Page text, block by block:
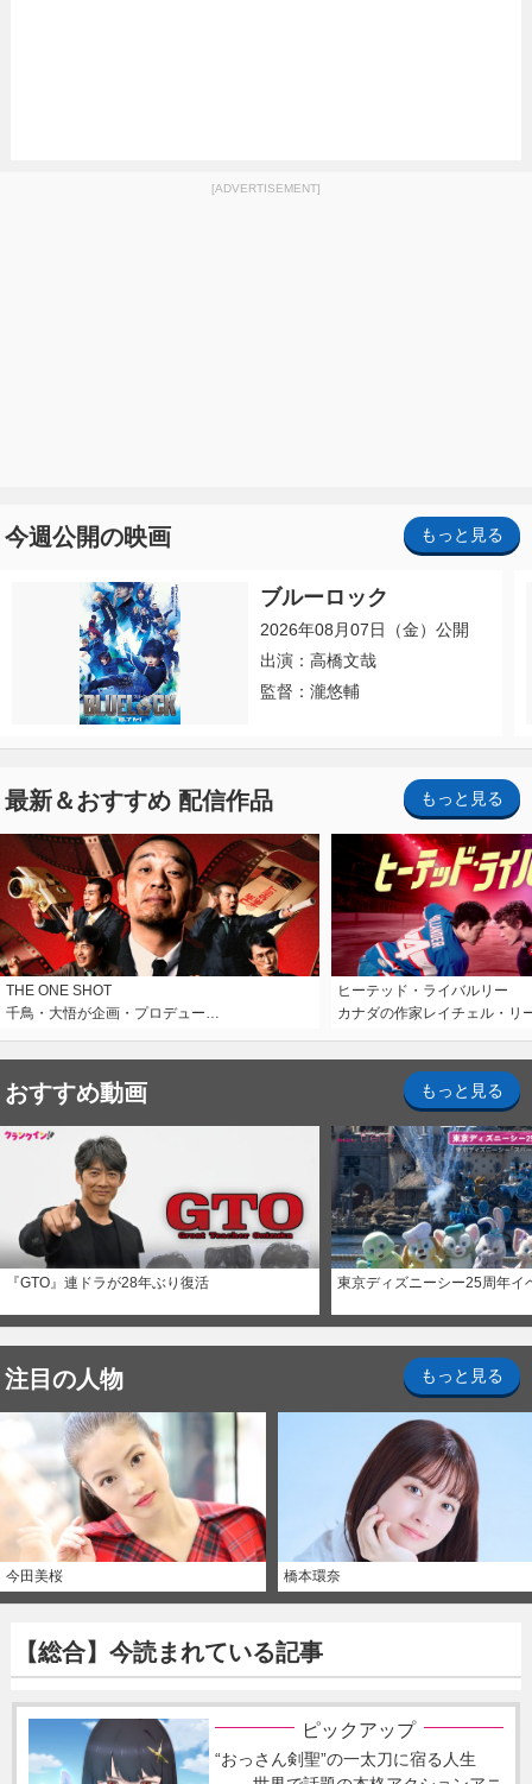
[ADVERTISEMENT]
今週公開の映画 もっと見る
ブルーロック
2026年08月07日（金）公開
出演：高橋文哉
監督：瀧悠輔
最新＆おすすめ 配信作品 もっと見る
THE ONE SHOT
千鳥・大悟が企画・プロデュー…
ヒーテッド・ライバルリー
カナダの作家レイチェル・リ
おすすめ動画 もっと見る
『GTO』連ドラが28年ぶり復活 東京ディズニーシー25周年イ
注目の人物 もっと見る
今田美桜 橋本環奈
【総合】今読まれている記事
ピックアップ
“おっさん剣聖”の一太刀に宿る人生